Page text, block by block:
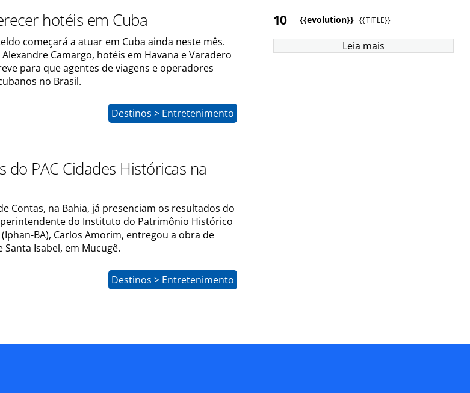
hotéis em Cuba
começará a atuar em Cuba ainda neste mês.
Camargo, hotéis em Havana e Varadero
para que agentes de viagens e operadores
no Brasil.
Destinos > Entretenimento
do PAC Cidades Históricas na
Contas, na Bahia, já presenciam os resultados do
do Instituto do Patrimônio Histórico
BA), Carlos Amorim, entregou a obra de
Isabel, em Mucugê.
Destinos > Entretenimento
{{evolution}} {{TITLE}}
Leia mais